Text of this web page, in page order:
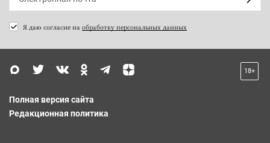
Я даю согласие на обработку персональных данных
18+
Полная версия сайта
Редакционная политика